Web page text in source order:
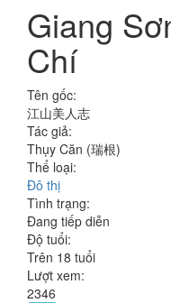
Giang
Chí
Tên gốc:
江山美人志
Tác giả:
Thụy Căn (瑞根)
Thể loại:
Đô thị
Tình trạng:
Đang tiếp diễn
Độ tuổi:
Trên 18 tuổi
Lượt xem:
2346